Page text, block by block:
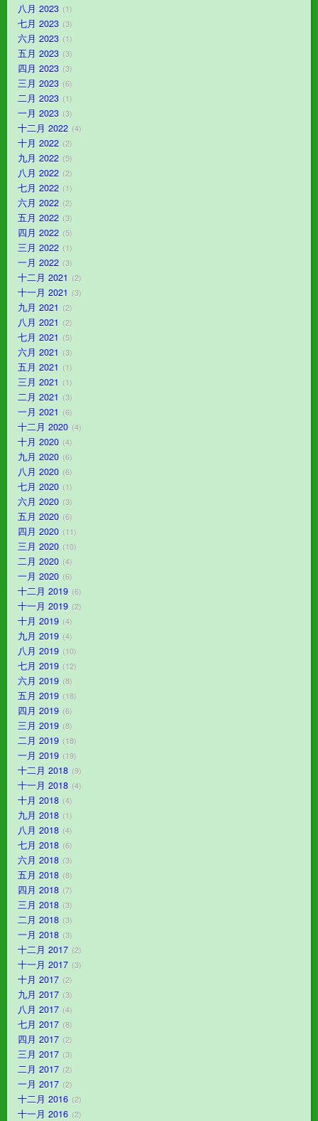
八月 2023 1
七月 2023 3
六月 2023 1
五月 2023 3
四月 2023 3
三月 2023 6
二月 2023 1
一月 2023 3
十二月 2022 4
十月 2022 2
九月 2022 5
八月 2022 2
七月 2022 1
六月 2022 2
五月 2022 3
四月 2022 5
三月 2022 1
一月 2022 3
十二月 2021 2
十一月 2021 3
九月 2021 2
八月 2021 2
七月 2021 5
六月 2021 3
五月 2021 1
三月 2021 1
二月 2021 3
一月 2021 6
十二月 2020 4
十月 2020 4
九月 2020 6
八月 2020 6
七月 2020 1
六月 2020 3
五月 2020 6
四月 2020 11
三月 2020 10
二月 2020 4
一月 2020 6
十二月 2019 6
十一月 2019 2
十月 2019 4
九月 2019 4
八月 2019 10
七月 2019 12
六月 2019 8
五月 2019 18
四月 2019 6
三月 2019 8
二月 2019 18
一月 2019 19
十二月 2018 9
十一月 2018 4
十月 2018 4
九月 2018 1
八月 2018 4
七月 2018 6
六月 2018 3
五月 2018 8
四月 2018 7
三月 2018 3
二月 2018 3
一月 2018 3
十二月 2017 2
十一月 2017 3
十月 2017 2
九月 2017 3
八月 2017 4
七月 2017 8
四月 2017 2
三月 2017 3
二月 2017 2
一月 2017 2
十二月 2016 2
十一月 2016 2